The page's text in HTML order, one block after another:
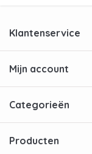
Klantenservice
Mijn account
Categorieën
Producten